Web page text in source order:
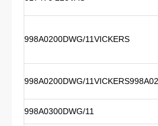
998A0200DWG/11VICKERS
998A0200DWG/
998A0300DWG/11